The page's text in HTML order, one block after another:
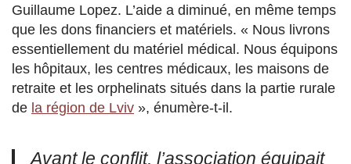
Guillaume Lopez. L’aide a diminué, en même temps
que les dons financiers et matériels. « Nous livrons
essentiellement du matériel médical. Nous équipons
les hôpitaux, les centres médicaux, les maisons de
retraite et les orphelinats situés dans la partie rurale
de la région de Lviv », énumère-t-il.
Avant le conflit, l’association équipait